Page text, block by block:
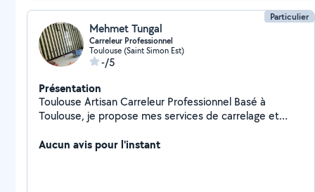
Particulier
Mehmet Tungal
Carreleur Professionnel
Toulouse (Saint Simon Est)
-/5
Présentation
Toulouse Artisan Carreleur Professionnel Basé à
Toulouse, je propose mes services de carrelage et
services : Pose de carrelage (intérieur & extérieur)
Aucun avis pour l'instant